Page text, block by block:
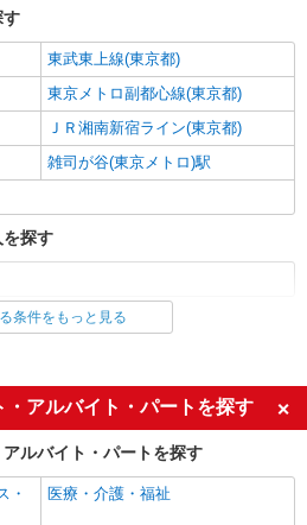
ッフ/tkOR38493a
NEW
円〜1550円
ッフ/tkYU42436a
】時給1500円 実働
勤務の場合「247,500円」※月収例は一
経験により異なります。
袋本館2F
す
東武東上線(東京都)
東京メトロ副都心線(東京都)
ＪＲ湘南新宿ライン(東京都)
雑司が谷(東京メトロ)駅
を探す
人を探す
探す
週払い
会
交通費支給
条件をもっと見る
・アルバイト・パートを探す
ルバイト・パートを探す
・
医療・介護・福祉